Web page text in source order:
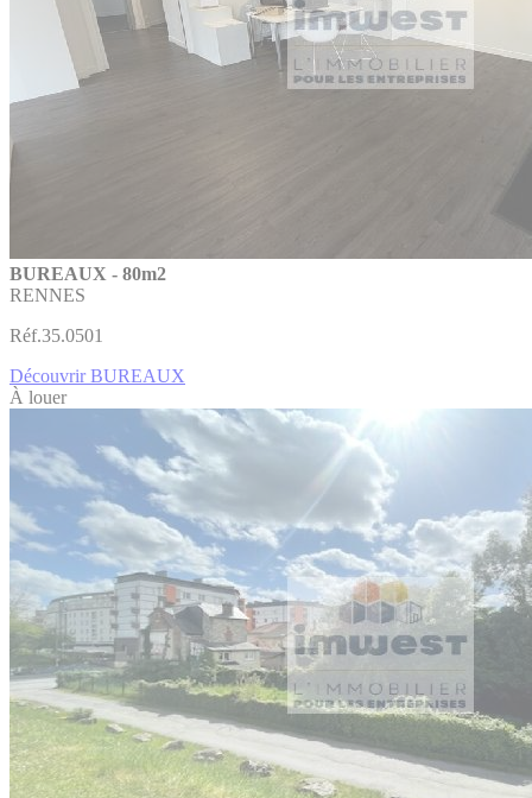
BUREAUX - 80m2
RENNES
Réf.35.0501
Découvrir BUREAUX
À louer